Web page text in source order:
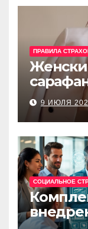
ПРАВИЛА
48
9 ИЮЛЯ
СОЦИАЛЬНОЕ